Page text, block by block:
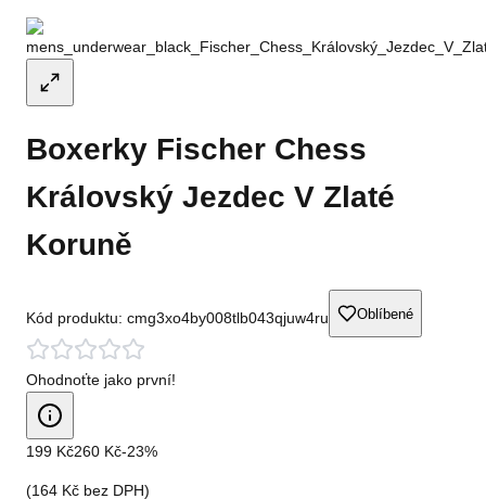
Boxerky Fischer Chess
Královský Jezdec V Zlaté
Koruně
Kód produktu: cmg3xo4by008tlb043qjuw4ru Oblíbené
Ohodnoťte jako první!
199 Kč260 Kč-23%
(164 Kč bez DPH)